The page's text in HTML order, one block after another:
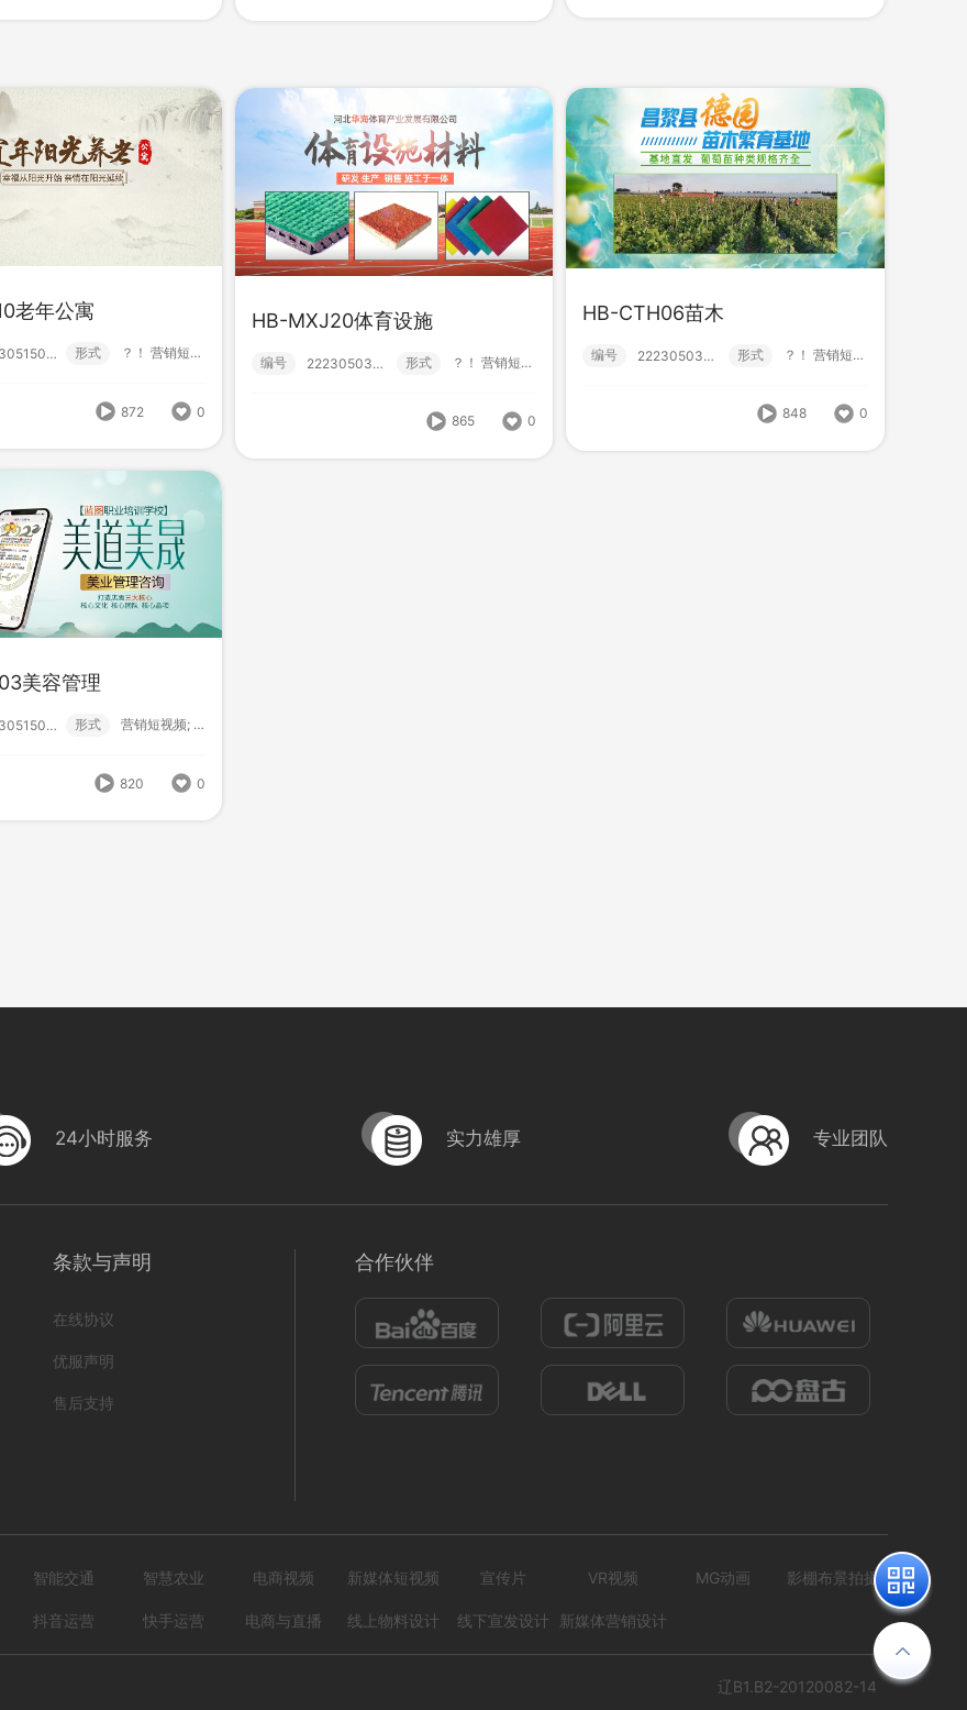
美容管理
222305150001 形式
820
HB-MXJ22旅游住宿
厨房设备
老年公寓
222305150000 形式 ？！ 营销短视频; 小视频; 初级款;
872 0
HB-MXJ20体育设施
编号 222305030024 形式 ？！ 营销短视频; 小视频; 初级款;
865 0
HB-CTH06苗木
编号 222305030018 形式 ？！ 营销短视频; 小视频; 初级款;
848 0
美容管理
222305150001 形式 营销短视频; 小视频; 初级款;
820 0
222305150000 形式
0
HB-MXJ20体育设施
24小时服务 实力雄厚 专业团队
条款与声明
在线协议
优服声明
售后支持
合作伙伴
智能交通 智慧农业 电商视频 新媒体短视频 宣传片 VR视频 MG动画 影棚布景拍摄
抖音运营 快手运营 电商与直播 线上物料设计 线下宣发设计 新媒体营销设计
辽B1.B2-20120082-14